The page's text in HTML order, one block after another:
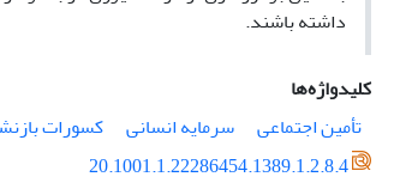
داشته باشند.
کلیدواژه‌ها
تأمین اجتماعی
سرمایه انسانی کسورات
20.1001.1.22286454.1389.1.2.8.4